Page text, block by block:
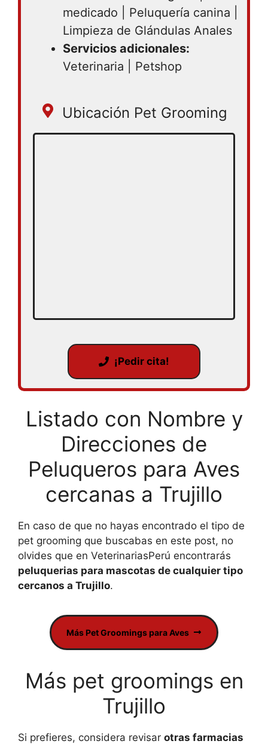
medicado | Peluquería canina |
Limpieza de Glándulas Anales
Servicios adicionales:
Veterinaria | Petshop
Ubicación Pet Grooming
¡Pedir cita!
Listado con Nombre y
Direcciones de
Peluqueros para Aves
cercanas a Trujillo
En caso de que no hayas encontrado el tipo de
pet grooming que buscabas en este post, no
olvides que en VeterinariasPerú encontrarás
peluquerias para mascotas de cualquier tipo
cercanos a Trujillo.
Más Pet Groomings para Aves
Más pet groomings en
Trujillo
Si prefieres, considera revisar otras farmacias